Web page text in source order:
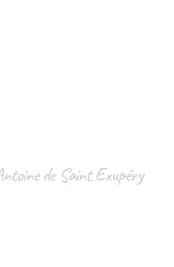
de Saint Exupéry